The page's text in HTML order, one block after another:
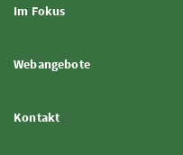
Im FokusInhalt aufklappen
WebangeboteInhalt aufklappen
KontaktInhalt aufklappen